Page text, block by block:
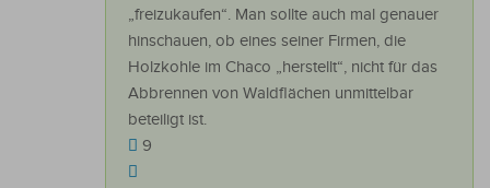
„freizukaufen“. Man sollte auch mal genauer
hinschauen, ob eines seiner Firmen, die
Holzkohle im Chaco „herstellt“, nicht für das
Abbrennen von Waldflächen unmittelbar
beteiligt ist.
9